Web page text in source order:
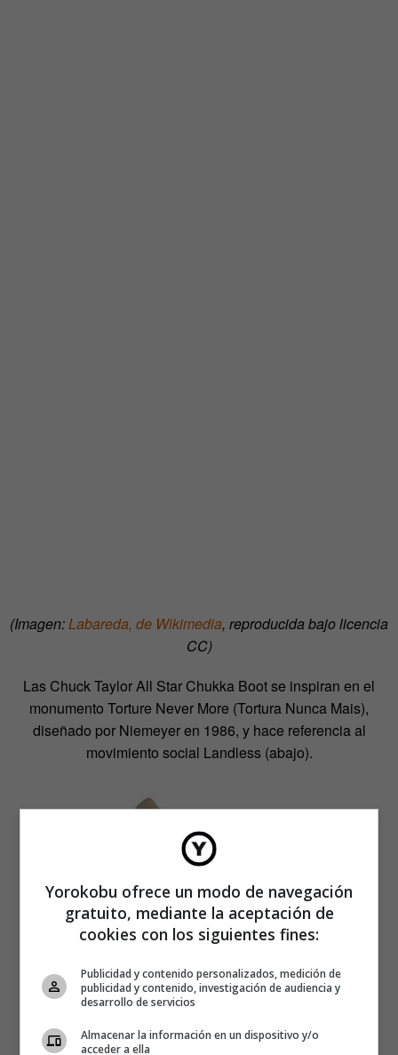
(Imagen:Labareda, de Wikimedia, reproducida bajo licencia
CC)
Las Chuck Taylor All Star Chukka Boot se inspiran en el
monumento Torture Never More (Tortura Nunca Mais),
diseñado por Niemeyer en 1986, y hace referencia al
movimiento social Landless (abajo).
Oxford (abajo).
Yorokobu ofrece un modo de navegación
gratuito, mediante la aceptación de
cookies con los siguientes fines:
Publicidad y contenido personalizados, medición de
publicidad y contenido, investigación de audiencia y
desarrollo de servicios
Almacenar la información en un dispositivo y/o
acceder a ella